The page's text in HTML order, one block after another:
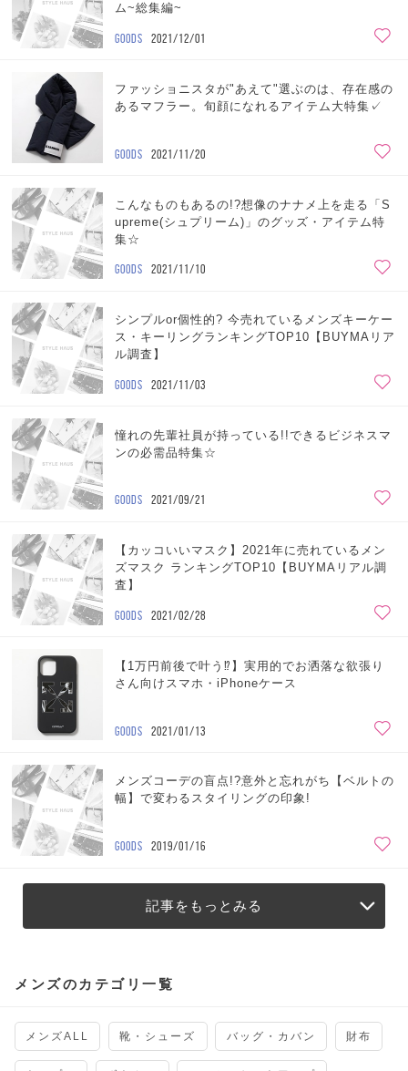
ム~総集編~
GOODS 2021/12/01
ファッショニスタが"あえて"選ぶのは、存在感の
あるマフラー。旬顔になれるアイテム大特集✓
GOODS 2021/11/20
こんなものもあるの!?想像のナナメ上を走る「S
upreme(シュプリーム)」のグッズ・アイテム特
集☆
GOODS 2021/11/10
シンプルor個性的? 今売れているメンズキーケー
ス・キーリングランキングTOP10【BUYMAリア
ル調査】
GOODS 2021/11/03
憧れの先輩社員が持っている!!できるビジネスマ
ンの必需品特集☆
GOODS 2021/09/21
【カッコいいマスク】2021年に売れているメン
ズマスク ランキングTOP10【BUYMAリアル調
査】
GOODS 2021/02/28
【1万円前後で叶う⁉】実用的でお洒落な欲張り
さん向けスマホ・iPhoneケース
GOODS 2021/01/13
メンズコーデの盲点!?意外と忘れがち【ベルトの
幅】で変わるスタイリングの印象!
GOODS 2019/01/16
記事をもっとみる
メンズのカテゴリ一覧
メンズALL 靴・シューズ バッグ・カバン 財布